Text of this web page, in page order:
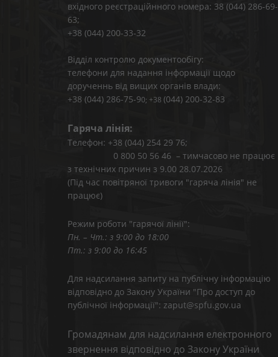
вхідного реєстраційнного номера: 38 (044) 286-69-
63;
+38 (044) 200-33-32
Відділ контролю документообігу:
телефони для надання інформації щодо
дорученнь від вищих органів влади:
+38 (044) 286-75-90; +38 (044) 200-32-83
Гаряча лінія:
Телефон: +38 (044) 254 29 76;
0 800 50 56 46 – тимчасово не працює
з технічних причин з 9.00 28.07.2026
(Під час повітряної тривоги "гаряча лінія" не
працює)
Режим роботи "гарячої лінії":
Пн. – Чт.: з 9:00 до 18:00
Пт.: з 9:00 до 16:45
Для надсилання запиту на публічну інформацію
відповідно до Закону України "Про доступ до
публічної інформації": zaput@spfu.gov.ua
Громадянам для надсилання електронного
звернення відповідно до Закону України